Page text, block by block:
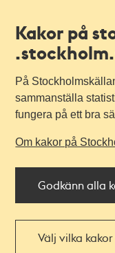
Kakor på
På
sammanställa
fungera på ett bra
Om kakor på
Godkänn alla
Välj vilka